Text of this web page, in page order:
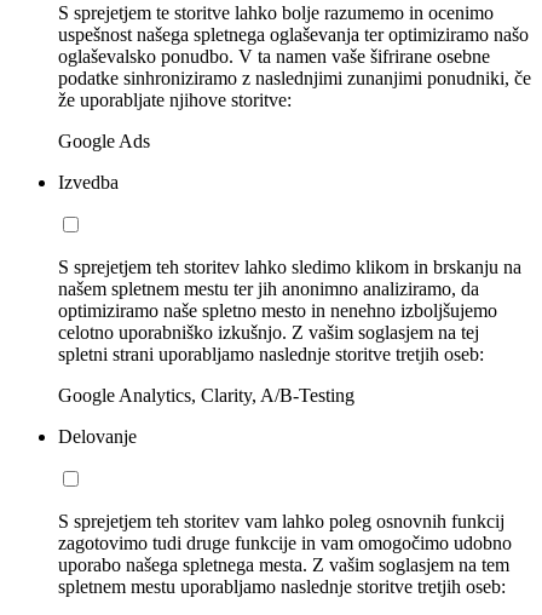
S sprejetjem te storitve lahko bolje razumemo in ocenimo
uspešnost našega spletnega oglaševanja ter optimiziramo našo
oglaševalsko ponudbo. V ta namen vaše šifrirane osebne
podatke sinhroniziramo z naslednjimi zunanjimi ponudniki, če
že uporabljate njihove storitve:
Google Ads
Izvedba
S sprejetjem teh storitev lahko sledimo klikom in brskanju na
našem spletnem mestu ter jih anonimno analiziramo, da
optimiziramo naše spletno mesto in nenehno izboljšujemo
celotno uporabniško izkušnjo. Z vašim soglasjem na tej
spletni strani uporabljamo naslednje storitve tretjih oseb:
Google Analytics, Clarity, A/B-Testing
Delovanje
S sprejetjem teh storitev vam lahko poleg osnovnih funkcij
zagotovimo tudi druge funkcije in vam omogočimo udobno
uporabo našega spletnega mesta. Z vašim soglasjem na tem
spletnem mestu uporabljamo naslednje storitve tretjih oseb: